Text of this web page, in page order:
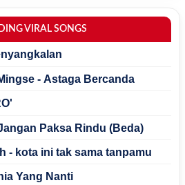
VIRAL SONGS
- Astaga Bercanda
Paksa Rindu (Beda)
- kota ini tak sama tanpamu
Yang Nanti